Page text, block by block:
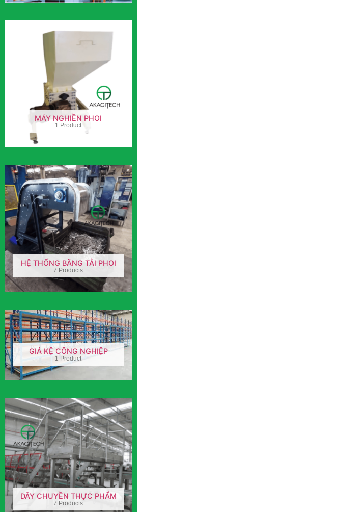
MÁY NGHIỀN PHOI
1 Product
HỆ THỐNG BĂNG TẢI PHOI
7 Products
GIÁ KỆ CÔNG NGHIỆP
1 Product
DÂY CHUYỀN THỰC PHẨM
7 Products